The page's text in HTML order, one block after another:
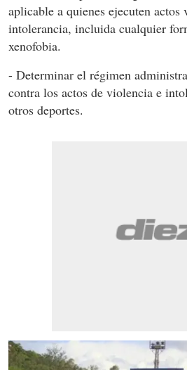
aplicable a quienes ejecuten
intolerancia, incluida cualquier
xenofobia.
- Determinar el régimen
contra los actos de violencia e
otros deportes.